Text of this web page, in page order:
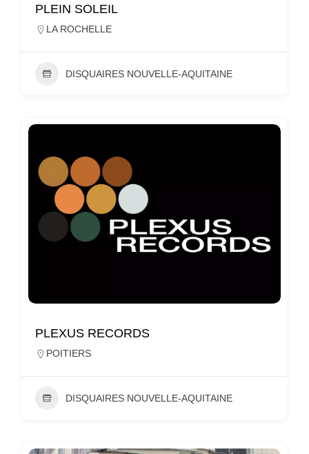
PLEIN SOLEIL
LA ROCHELLE
DISQUAIRES NOUVELLE-AQUITAINE
PLEXUS RECORDS
POITIERS
DISQUAIRES NOUVELLE-AQUITAINE